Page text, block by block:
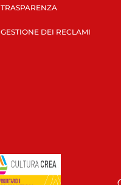
TRASPARENZA
GESTIONE DEI RECLAMI